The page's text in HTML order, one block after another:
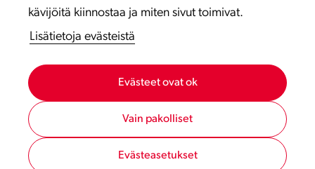
kävijöitä kiinnostaa ja miten sivut toimivat.
Lisätietoja evästeistä
Evästeet ovat ok
Vain pakolliset
Evästeasetukset